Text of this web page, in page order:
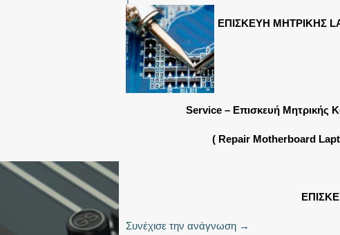
ΕΠΙΣΚΕΥΗ ΜΗΤΡΙΚΗΣ
Service – Επισκευή Μητρικής
( Repair Motherboard
Συνέχισε την ανάγνωση →